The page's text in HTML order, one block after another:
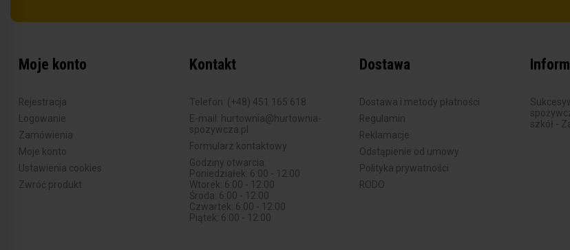
Moje konto
Rejestracja
Logowanie
Zamówienia
Moje konto
Ustawienia cookies
Zwróć produkt
Kontakt
Telefon: (+48) 451 165 618
E-mail: hurtownia@hurtownia-
spozywcza.pl
Formularz kontaktowy
Godziny otwarcia:
Poniedziałek: 6:00 - 12:00
Wtorek: 6:00 - 12:00
Środa: 6:00 - 12:00
Czwartek: 6:00 - 12:00
Piątek: 6:00 - 12:00
Dostawa
Dostawa i metody płatności
Regulamin
Reklamacje
Odstąpienie od umowy
Polityka prywatności
RODO
szkół -